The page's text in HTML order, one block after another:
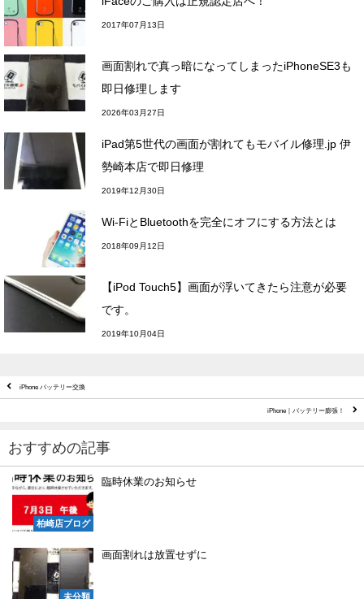
2017年07月13日
画面割れで真っ暗になってしまったiPhoneSE3も
即日修理します
2026年03月27日
iPad第5世代の画面が割れてもモバイル修理.jp 伊
勢崎本店で即日修理
2019年12月30日
Wi-FiとBluetoothを完全にオフにする方法とは
2018年09月12日
【iPod Touch5】画面が浮いてきたら注意が必要
です。
2019年10月04日
iPhone バッテリー交換
iPhone｜バッテリー膨張！
おすすめの記事
柏崎店ブログ
臨時休業のお知らせ
未分類
画面割れは放置せずに